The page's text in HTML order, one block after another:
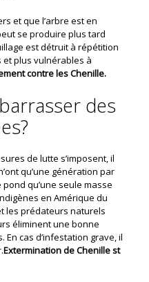
et que l’arbre est en
se produire plus tard
est détruit à répétition
plus vulnérables à
contre les Chenille.
des
de lutte s’imposent, il
qu’une génération par
qu’une seule masse
en Amérique du
les prédateurs naturels
éliminent une bonne
cas d’infestation grave, il
Extermination de Chenille st